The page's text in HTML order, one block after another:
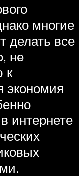
многие
делать все
не
к
экономия
интернете